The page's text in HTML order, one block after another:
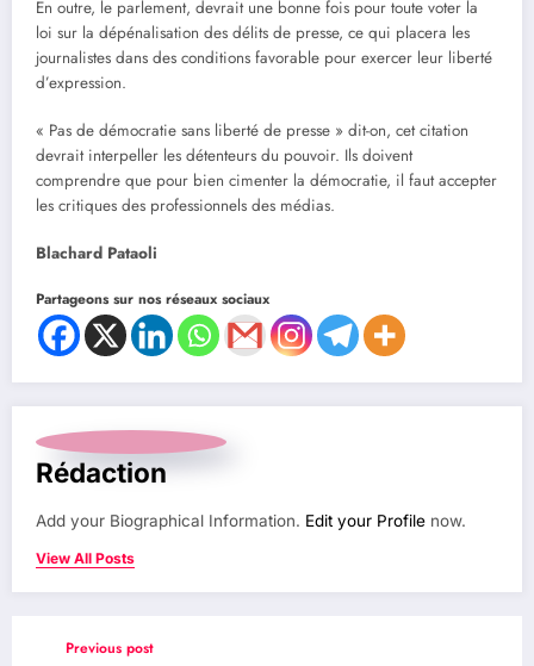
En outre, le parlement, devrait une bonne fois pour toute voter la
loi sur la dépénalisation des délits de presse, ce qui placera les
journalistes dans des conditions favorable pour exercer leur liberté
d’expression.
« Pas de démocratie sans liberté de presse » dit-on, cet citation
devrait interpeller les détenteurs du pouvoir. Ils doivent
comprendre que pour bien cimenter la démocratie, il faut accepter
les critiques des professionnels des médias.
Blachard Pataoli
Partageons sur nos réseaux sociaux
Rédaction
Add your Biographical Information. Edit your Profile now.
View All Posts
Previous post